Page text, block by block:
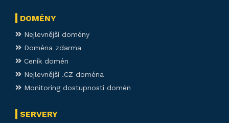
DOMÉNY
Nejlevnější domény
Doména zdarma
Ceník domén
Nejlevnější .CZ doména
Monitoring dostupnosti domén
SERVERY